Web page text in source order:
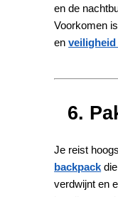
en de
Voorkomen
enveiligheid
6.
Je reist
backpack
verdwijnt en